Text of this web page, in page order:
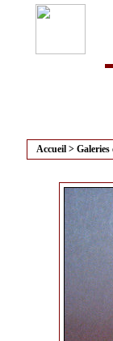
Accueil > Galeries